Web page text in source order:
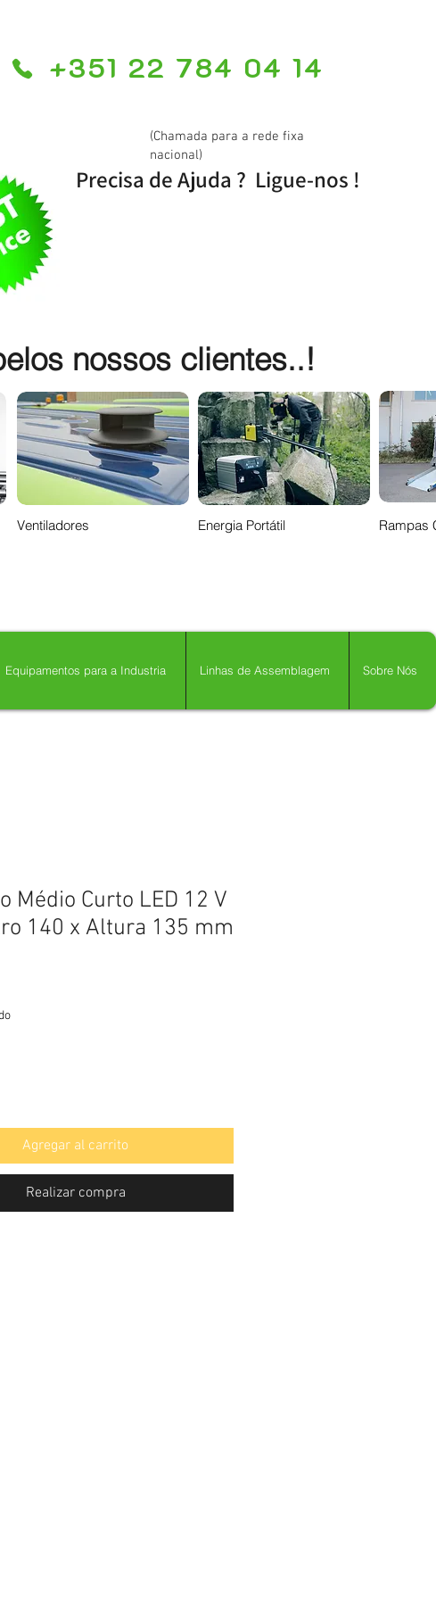
+351 22 784 04 14
(Chamada para a rede fixa
nacional)
Precisa de Ajuda ? Ligue-nos !
nossos clientes..!
Ventiladores Energia Portátil Rampas
Equipamentos para a Industria Linhas de Assemblagem Sobre Nós
Médio Curto LED 12 V
140 x Altura 135 mm
Agregar al carrito
Realizar compra